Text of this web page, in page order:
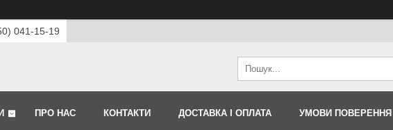
041-15-19
ПРО НАС КОНТАКТИ ДОСТАВКА І ОПЛАТА УМОВИ ПОВЕРЕННЯ